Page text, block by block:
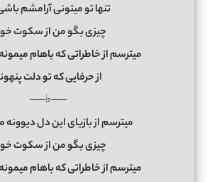
تنها تو میتونی آرامشم
چیزی بگو من از سکوت
میترسم از خاطراتی که باهام
از حرفایی که تو دلت
──♭──
میترسم از بازیای این دل
چیزی بگو من از سکوت
میترسم از خاطراتی که باهام